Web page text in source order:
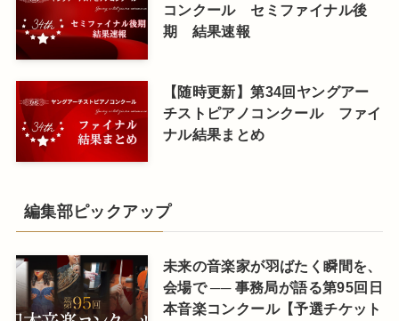
コンクール セミファイナル後
期 結果速報
【随時更新】第34回ヤングアー
チストピアノコンクール ファイ
ナル結果まとめ
編集部ピックアップ
未来の音楽家が羽ばたく瞬間を、
会場で ── 事務局が語る第95回日
本音楽コンクール【予選チケット